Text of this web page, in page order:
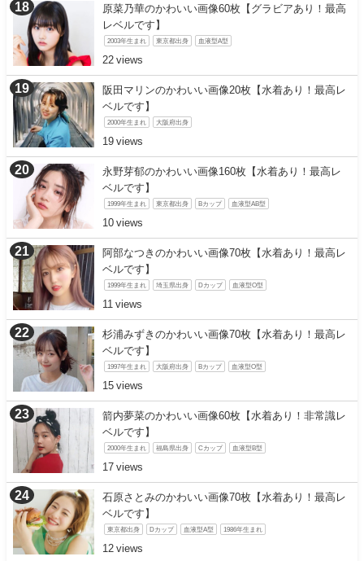
原菜乃華のかわいい画像60枚【グラビアあり！最高
レベルです】
2003年生まれ 東京都出身 血液型A型
22
阪田マリンのかわいい画像20枚【水着あり！最高レ
ベルです】
2000年生まれ 大阪府出身
19
永野芽郁のかわいい画像160枚【水着あり！最高レ
ベルです】
1999年生まれ 東京都出身 Bカップ 血液型AB型
10
阿部なつきのかわいい画像70枚【水着あり！最高レ
ベルです】
1999年生まれ 埼玉県出身 Dカップ 血液型O型
11
杉浦みずきのかわいい画像70枚【水着あり！最高レ
ベルです】
1997年生まれ 大阪府出身 Bカップ 血液型O型
15
箭内夢菜のかわいい画像60枚【水着あり！非常識レ
ベルです】
2000年生まれ 福島県出身 Cカップ 血液型B型
17
石原さとみのかわいい画像70枚【水着あり！最高レ
ベルです】
東京都出身 Dカップ 血液型A型 1986年生まれ
12